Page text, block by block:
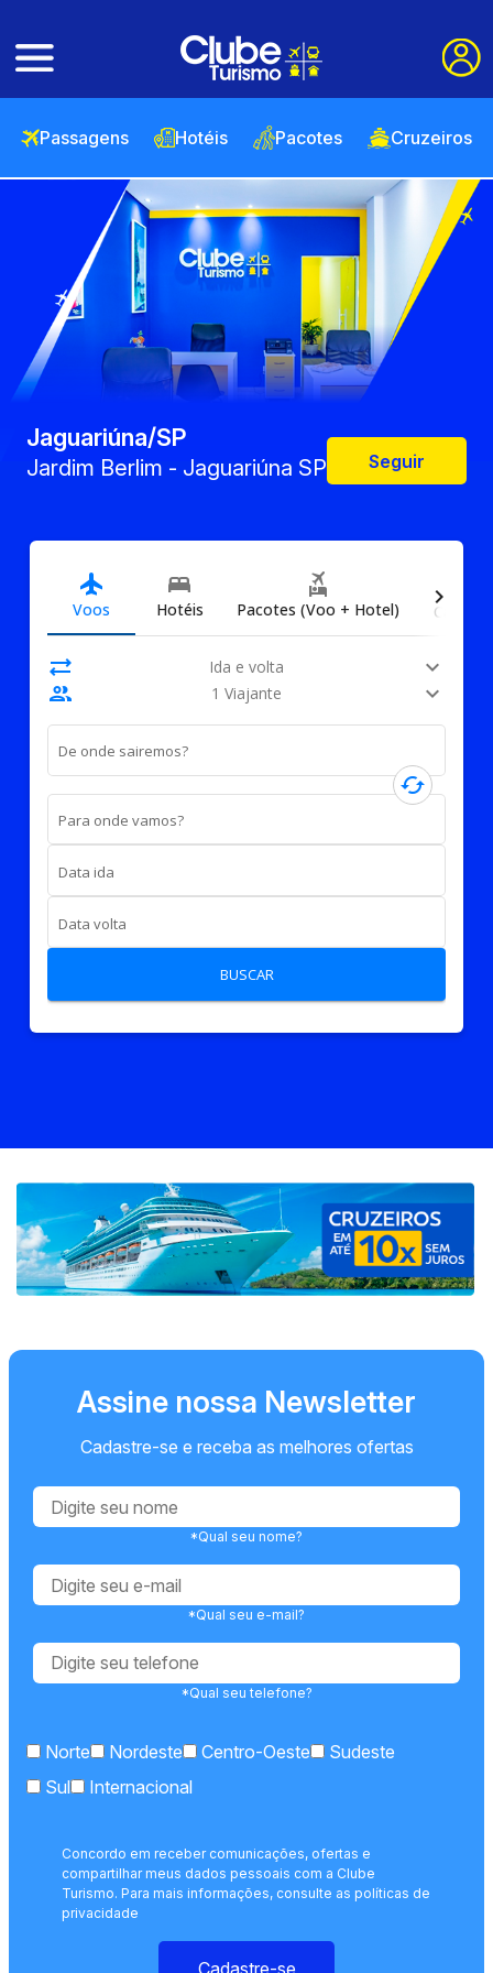
Passagens Hotéis Pacotes Cruzeiros
Jaguariúna/SP
Jardim Berlim - Jaguariúna SP Seguir
flight
Voos
bed
Hotéis
flights_and_hotels
Pacotes (Voo + Hotel) Carros
sync_alt Ida e volta
expand_more
people
1 Viajante expand_more
De onde sairemos?
cached
Para onde vamos?
Data ida
Data volta
BUSCAR
chevron_right
Assine nossa Newsletter
Cadastre-se e receba as melhores ofertas
*Qual seu nome?
*Qual seu e-mail?
*Qual seu telefone?
Norte Nordeste Centro-Oeste
Sudeste
Sul
Internacional
Concordo em receber comunicações, ofertas e
compartilhar meus dados pessoais com a Clube
Turismo. Para mais informações, consulte as políticas de
privacidade
Cadastre-se